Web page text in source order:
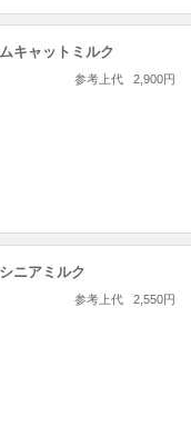
キャットミルク
参考上代 2,900円
ニアミルク
参考上代 2,550円